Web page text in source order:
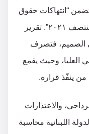
“انتهاكات حقوق
الإنسان في البحرين من ٢٠١٩ حتى منتصف ٢٠٢١”. تقرير
الصميم، فتصرف
وحيث يقمع
من ينفّذ قراره.
والاعتذارات
اللبنانية محاسبة